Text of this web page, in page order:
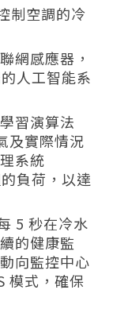
制空調的冷
網感應器，
人工智能系
習演算法
及實際情況
系統
負荷，以達
5 秒在冷水
的健康監
向監控中心
模式，確保